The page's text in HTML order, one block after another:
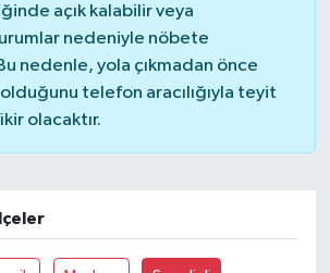
açık kalabilir veya
nedeniyle nöbete
nedenle, yola çıkmadan önce
telefon aracılığıyla teyit
olacaktır.